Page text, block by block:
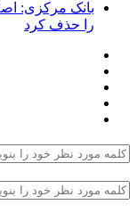
بانک مرکزی:
را حذف کرد